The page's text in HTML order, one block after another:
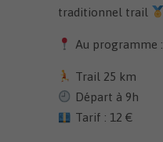
traditionnel trail
Au programme :
Trail 25 km
Départ à 9h
Tarif : 12 €